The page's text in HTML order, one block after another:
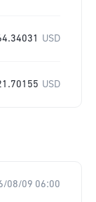
USD
USD
08/09 06:00